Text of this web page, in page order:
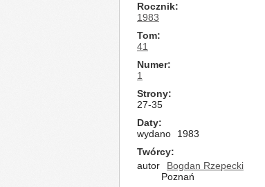
Rocznik
1983
Tom
41
Numer
1
Strony
27-35
Daty
wydano
1983
Twórcy
autor
Bogdan Rzepecki
Poznań